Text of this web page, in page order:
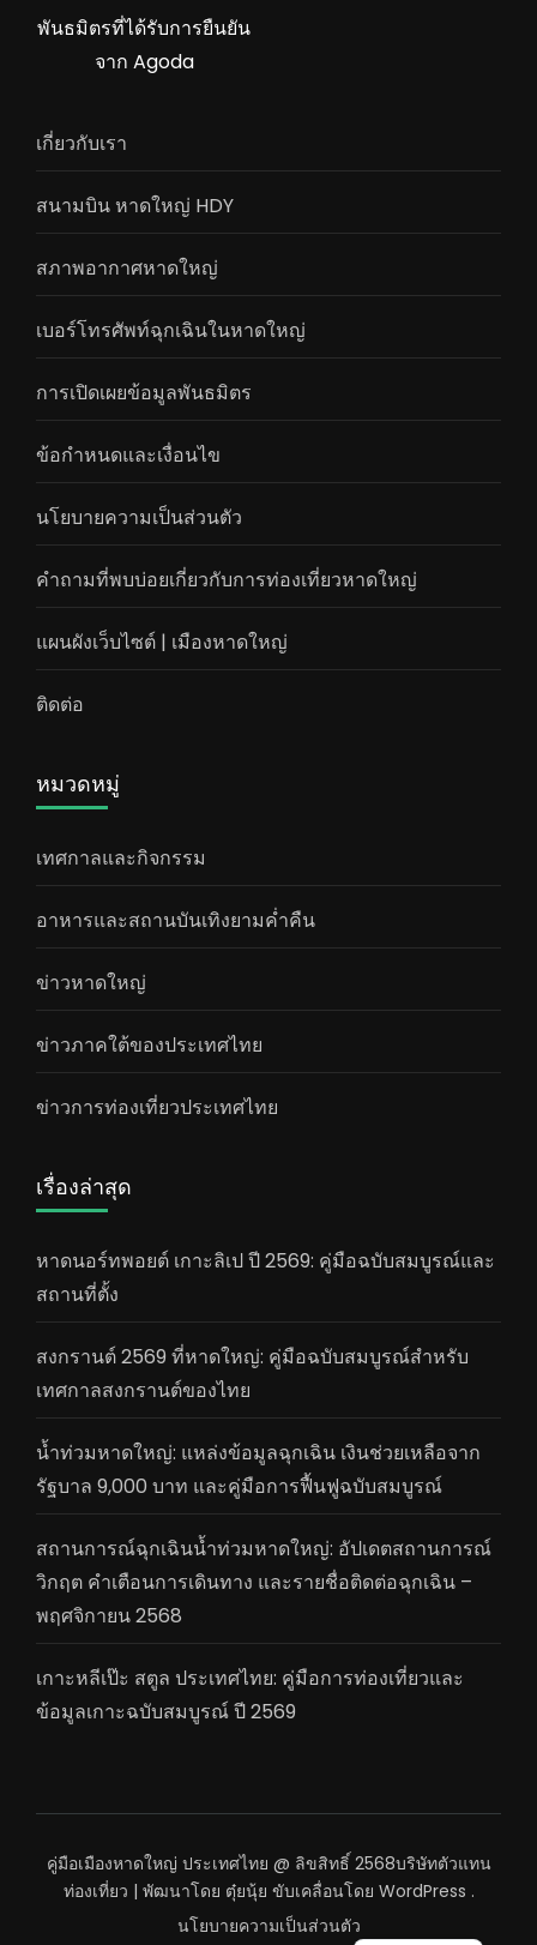
พันธมิตรที่ได้รับการยืนยัน
จาก Agoda
เกี่ยวกับเรา
สนามบิน หาดใหญ่ HDY
สภาพอากาศหาดใหญ่
เบอร์โทรศัพท์ฉุกเฉินในหาดใหญ่
การเปิดเผยข้อมูลพันธมิตร
ข้อกำหนดและเงื่อนไข
นโยบายความเป็นส่วนตัว
คำถามที่พบบ่อยเกี่ยวกับการท่องเที่ยวหาดใหญ่
แผนผังเว็บไซต์ | เมืองหาดใหญ่
ติดต่อ
หมวดหมู่
เทศกาลและกิจกรรม
อาหารและสถานบันเทิงยามค่ำคืน
ข่าวหาดใหญ่
ข่าวภาคใต้ของประเทศไทย
ข่าวการท่องเที่ยวประเทศไทย
เรื่องล่าสุด
หาดนอร์ทพอยต์ เกาะลิเป ปี 2569: คู่มือฉบับสมบูรณ์และ
สถานที่ตั้ง
สงกรานต์ 2569 ที่หาดใหญ่: คู่มือฉบับสมบูรณ์สำหรับ
เทศกาลสงกรานต์ของไทย
น้ำท่วมหาดใหญ่: แหล่งข้อมูลฉุกเฉิน เงินช่วยเหลือจาก
รัฐบาล 9,000 บาท และคู่มือการฟื้นฟูฉบับสมบูรณ์
สถานการณ์ฉุกเฉินน้ำท่วมหาดใหญ่: อัปเดตสถานการณ์
วิกฤต คำเตือนการเดินทาง และรายชื่อติดต่อฉุกเฉิน –
พฤศจิกายน 2568
เกาะหลีเป๊ะ สตูล ประเทศไทย: คู่มือการท่องเที่ยวและ
ข้อมูลเกาะฉบับสมบูรณ์ ปี 2569
คู่มือเมืองหาดใหญ่ ประเทศไทย @ ลิขสิทธิ์ 2568บริษัทตัวแทน
ท่องเที่ยว | พัฒนาโดย ตุ๋ยนุ้ย ขับเคลื่อนโดย WordPress .
นโยบายความเป็นส่วนตัว